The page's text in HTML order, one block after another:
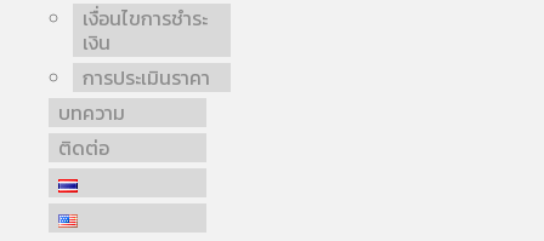
เงื่อนไขการชำระ
เงิน
การประเมินราคา
บทความ
ติดต่อ